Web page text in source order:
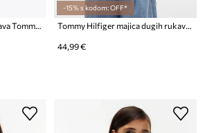
Dječja majica kratkih rukava Tommy Hilfiger
-15% s kodom: OFF*
Tommy Hilfiger majica dugih rukava za djecu s pamukom
44,99 €